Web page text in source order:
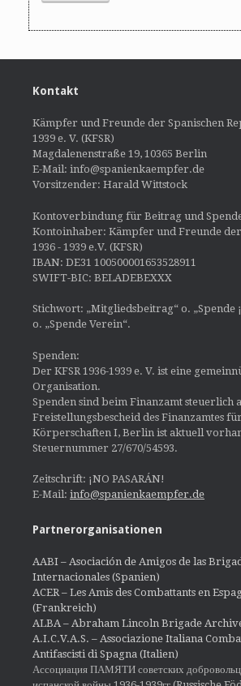
Kontakt
Kämpfer und Freunde der Spanischen
1939 e. V. (KFSR)
Magdalenenstraße 19, 10365 Berlin
E-Mail: info@spanienkaempfer.de
Vorsitzender: Harald Wittstock
Kontoverbindung für Beitrag und
Kontoinhaber: Kämpfer und Freunde
1936 - 1939 e.V. (KFSR)
IBAN: DE31 100500001653528911
SWIFT-BIC: BELADEBEXXX
Stichwort: „Mitgliedsbeitrag“ o. „Spende
o. „Spende Verein“.
Spenden:
Der KFSR 1936-1939 e. V. ist eine
Organisation.
Spenden sind beim Finanzamt steuerlich
Freistellungsbescheid des Finanzamtes für
Körperschaften I, Berlin ist aktuell
Steuernummer 27/670/54593.
Zeitschrift: ¡NO PASARÁN!
E-Mail: info@spanienkaempfer.de
Partnerorganisationen
AABI – Asociación de Amigos de las
Internacionales (Spanien)
ACER – Les Amis des Combattants en
(Frankreich)
ALBA – Abraham Lincoln Brigade
A.I.C.V.A.S. – Associazione Italiana
Antifascisti di Spagna (Italien)
Ассоциация ПАМЯТИ советских